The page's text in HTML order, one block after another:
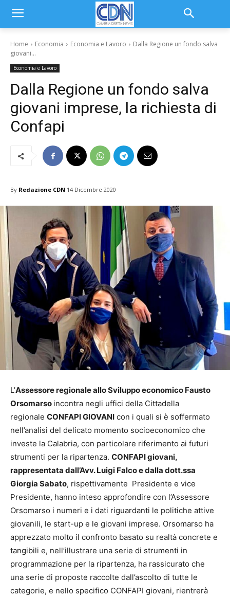
Home Economia Economia e Lavoro
Dalla Regione un fondo salva
giovani...
Economia e Lavoro
Dalla Regione un fondo salva
giovani imprese, la richiesta di
Confapi
By Redazione CDN 14 Dicembre 2020
L’Assessore regionale allo Sviluppo economico Fausto
Orsomarso incontra negli uffici della Cittadella
regionale CONFAPI GIOVANI con i quali si è soffermato
nell’analisi del delicato momento socioeconomico che
investe la Calabria, con particolare riferimento ai futuri
strumenti per la ripartenza. CONFAPI giovani,
rappresentata dall’Avv. Luigi Falco e dalla dott.ssa
Giorgia Sabato, rispettivamente Presidente e vice
Presidente, hanno inteso approfondire con l’Assessore
Orsomarso i numeri e i dati riguardanti le politiche attive
giovanili, le start-up e le giovani imprese. Orsomarso ha
apprezzato molto il confronto basato su realtà concrete e
tangibili e, nell’illustrare una serie di strumenti in
programmazione per la ripartenza, ha rassicurato che
una serie di proposte raccolte dall’ascolto di tutte le
categorie, e nello specifico CONFAPI giovani, rientrerà